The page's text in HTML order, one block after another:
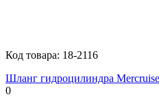
Код товара: 18-2116
Шланг гидроцилиндра
0